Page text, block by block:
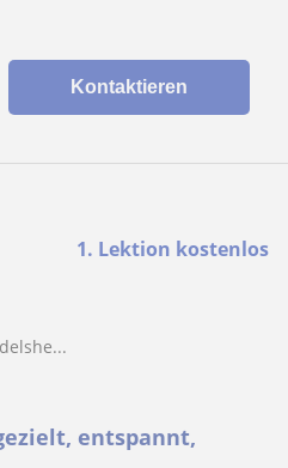
Kontaktieren
1. Lektion kostenlos
entspannt,